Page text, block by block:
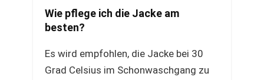
Wie pflege ich die Jacke am
besten?
Es wird empfohlen, die Jacke bei 30
Grad Celsius im Schonwaschgang zu